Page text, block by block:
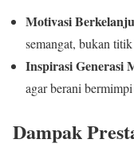
Motivasi
semangat, bukan
Inspirasi Generasi
agar berani bermimpi
Dampak